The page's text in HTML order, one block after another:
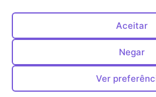
Aceitar
Negar
Ver